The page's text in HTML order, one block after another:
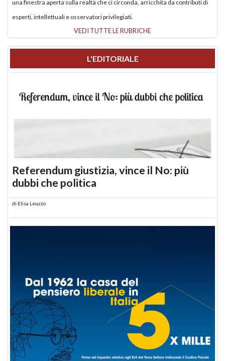
una finestra aperta sulla realtà che ci circonda, arricchita da contributi di
esperti, intellettuali e osservatori privilegiati.
VEDI TUTTE LE RUBRICHE
L'EDITORIALE
Referendum giustizia, vince il No: più
dubbi che politica
di Elisa Leuzzo